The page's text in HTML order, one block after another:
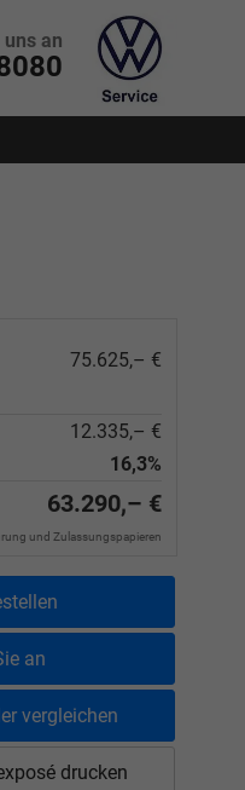
uns an
75.625,– €
12.335,– €
16,3%
63.290,– €
und Zulassungspapieren
an
vergleichen
drucken